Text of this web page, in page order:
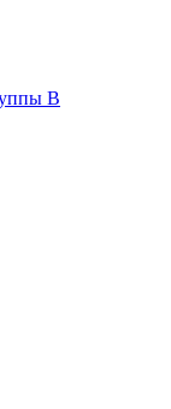
B